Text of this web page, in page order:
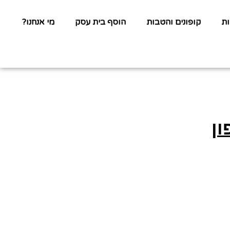
קופונים והטבות הוסף בית עסק מי אנחנו?